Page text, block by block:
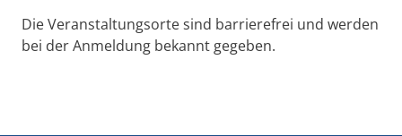
Die Veranstaltungsorte sind barrierefrei und werden
bei der Anmeldung bekannt gegeben.